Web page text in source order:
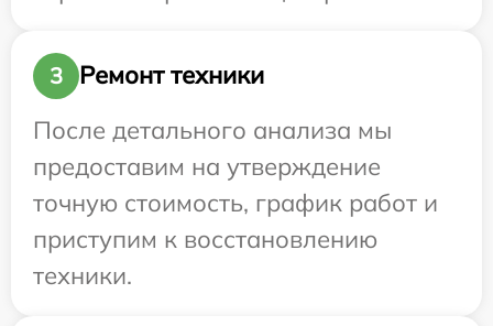
3
Ремонт техники
После детального анализа мы
предоставим на утверждение
точную стоимость, график работ и
приступим к восстановлению
техники.